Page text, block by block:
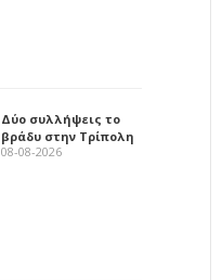
Δύο συλλήψεις το
βράδυ στην Τρίπολη
08-08-2026